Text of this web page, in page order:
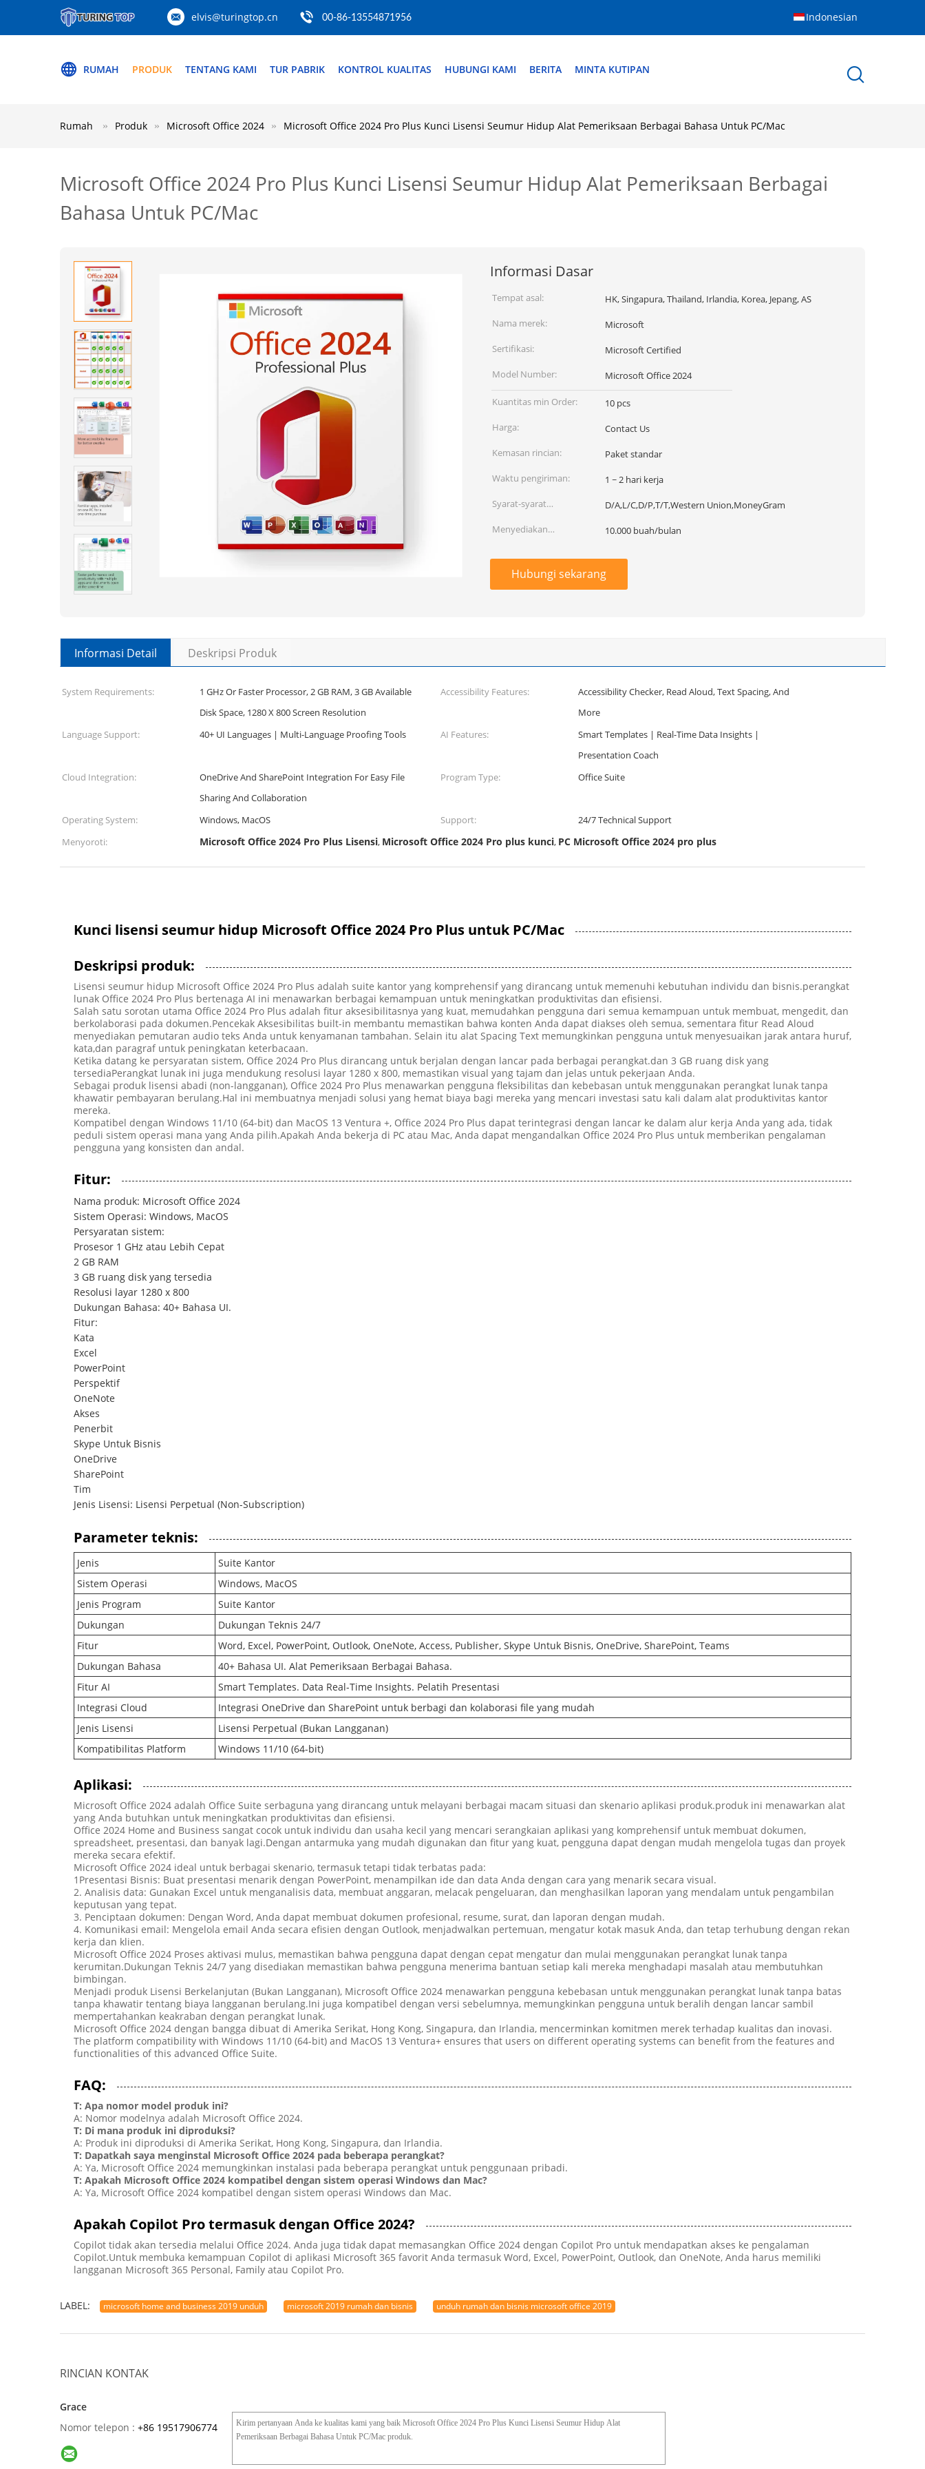
elvis@turingtop.cn 00-86-13554871956 Indonesian
RUMAH PRODUK TENTANG KAMI TUR PABRIK KONTROL KUALITAS HUBUNGI KAMI BERITA MINTA KUTIPAN
Rumah Produk Microsoft Office 2024 Microsoft Office 2024 Pro Plus Kunci Lisensi Seumur Hidup Alat Pemeriksaan Berbagai Bahasa Untuk PC/Mac
Microsoft Office 2024 Pro Plus Kunci Lisensi Seumur Hidup Alat Pemeriksaan Berbagai
Bahasa Untuk PC/Mac
Informasi Dasar
Tempat asal:
HK, Singapura, Thailand, Irlandia, Korea, Jepang, AS
Nama merek:
Microsoft
Sertifikasi:
Microsoft Certified
Model Number:
Microsoft Office 2024
Kuantitas min Order:
10 pcs
Harga:
Contact Us
Kemasan rincian:
Paket standar
Waktu pengiriman:
1 ~ 2 hari kerja
Syarat-syarat
pembayaran:
D/A,L/C,D/P,T/T,Western Union,MoneyGram
Menyediakan
10.000 buah/bulan
Hubungi sekarang
Informasi Detail Deskripsi Produk
System Requirements:
1 GHz Or Faster Processor, 2 GB RAM, 3 GB Available
Disk Space, 1280 X 800 Screen Resolution
Accessibility Features:
Accessibility Checker, Read Aloud, Text Spacing, And
More
Language Support:
40+ UI Languages | Multi-Language Proofing Tools AI Features:
Smart Templates | Real-Time Data Insights |
Presentation Coach
Cloud Integration:
OneDrive And SharePoint Integration For Easy File
Sharing And Collaboration
Program Type: Office Suite
Operating System: Windows, MacOS Support:
24/7 Technical Support
Menyoroti:
Microsoft Office 2024 Pro Plus Lisensi, Microsoft Office 2024 Pro plus kunci, PC Microsoft Office 2024 pro plus
Kunci lisensi seumur hidup Microsoft Office 2024 Pro Plus untuk PC/Mac
Deskripsi produk:
Lisensi seumur hidup Microsoft Office 2024 Pro Plus adalah suite kantor yang komprehensif yang dirancang untuk memenuhi kebutuhan individu dan bisnis.perangkat
lunak Office 2024 Pro Plus bertenaga AI ini menawarkan berbagai kemampuan untuk meningkatkan produktivitas dan efisiensi.
Salah satu sorotan utama Office 2024 Pro Plus adalah fitur aksesibilitasnya yang kuat, memudahkan pengguna dari semua kemampuan untuk membuat, mengedit, dan
berkolaborasi pada dokumen.Pencekak Aksesibilitas built-in membantu memastikan bahwa konten Anda dapat diakses oleh semua, sementara fitur Read Aloud
menyediakan pemutaran audio teks Anda untuk kenyamanan tambahan. Selain itu alat Spacing Text memungkinkan pengguna untuk menyesuaikan jarak antara huruf,
kata,dan paragraf untuk peningkatan keterbacaan.
Ketika datang ke persyaratan sistem, Office 2024 Pro Plus dirancang untuk berjalan dengan lancar pada berbagai perangkat.dan 3 GB ruang disk yang
tersediaPerangkat lunak ini juga mendukung resolusi layar 1280 x 800, memastikan visual yang tajam dan jelas untuk pekerjaan Anda.
Sebagai produk lisensi abadi (non-langganan), Office 2024 Pro Plus menawarkan pengguna fleksibilitas dan kebebasan untuk menggunakan perangkat lunak tanpa
khawatir pembayaran berulang.Hal ini membuatnya menjadi solusi yang hemat biaya bagi mereka yang mencari investasi satu kali dalam alat produktivitas kantor
mereka.
Kompatibel dengan Windows 11/10 (64-bit) dan MacOS 13 Ventura +, Office 2024 Pro Plus dapat terintegrasi dengan lancar ke dalam alur kerja Anda yang ada, tidak
peduli sistem operasi mana yang Anda pilih.Apakah Anda bekerja di PC atau Mac, Anda dapat mengandalkan Office 2024 Pro Plus untuk memberikan pengalaman
pengguna yang konsisten dan andal.
Fitur:
Nama produk: Microsoft Office 2024
Sistem Operasi: Windows, MacOS
Persyaratan sistem:
Prosesor 1 GHz atau Lebih Cepat
2 GB RAM
3 GB ruang disk yang tersedia
Resolusi layar 1280 x 800
Dukungan Bahasa: 40+ Bahasa UI.
Fitur:
Kata
Excel
PowerPoint
Perspektif
OneNote
Akses
Penerbit
Skype Untuk Bisnis
OneDrive
SharePoint
Tim
Jenis Lisensi: Lisensi Perpetual (Non-Subscription)
Parameter teknis:
Jenis
Suite Kantor
Sistem Operasi
Windows, MacOS
Jenis Program
Suite Kantor
Dukungan
Dukungan Teknis 24/7
Fitur
Word, Excel, PowerPoint, Outlook, OneNote, Access, Publisher, Skype Untuk Bisnis, OneDrive, SharePoint, Teams
Dukungan Bahasa
40+ Bahasa UI. Alat Pemeriksaan Berbagai Bahasa.
Fitur AI
Smart Templates. Data Real-Time Insights. Pelatih Presentasi
Integrasi Cloud
Integrasi OneDrive dan SharePoint untuk berbagi dan kolaborasi file yang mudah
Jenis Lisensi
Lisensi Perpetual (Bukan Langganan)
Kompatibilitas Platform
Windows 11/10 (64-bit)
Aplikasi:
Microsoft Office 2024 adalah Office Suite serbaguna yang dirancang untuk melayani berbagai macam situasi dan skenario aplikasi produk.produk ini menawarkan alat
yang Anda butuhkan untuk meningkatkan produktivitas dan efisiensi.
Office 2024 Home and Business sangat cocok untuk individu dan usaha kecil yang mencari serangkaian aplikasi yang komprehensif untuk membuat dokumen,
spreadsheet, presentasi, dan banyak lagi.Dengan antarmuka yang mudah digunakan dan fitur yang kuat, pengguna dapat dengan mudah mengelola tugas dan proyek
mereka secara efektif.
Microsoft Office 2024 ideal untuk berbagai skenario, termasuk tetapi tidak terbatas pada:
1Presentasi Bisnis: Buat presentasi menarik dengan PowerPoint, menampilkan ide dan data Anda dengan cara yang menarik secara visual.
2. Analisis data: Gunakan Excel untuk menganalisis data, membuat anggaran, melacak pengeluaran, dan menghasilkan laporan yang mendalam untuk pengambilan
keputusan yang tepat.
3. Penciptaan dokumen: Dengan Word, Anda dapat membuat dokumen profesional, resume, surat, dan laporan dengan mudah.
4. Komunikasi email: Mengelola email Anda secara efisien dengan Outlook, menjadwalkan pertemuan, mengatur kotak masuk Anda, dan tetap terhubung dengan rekan
kerja dan klien.
Microsoft Office 2024 Proses aktivasi mulus, memastikan bahwa pengguna dapat dengan cepat mengatur dan mulai menggunakan perangkat lunak tanpa
kerumitan.Dukungan Teknis 24/7 yang disediakan memastikan bahwa pengguna menerima bantuan setiap kali mereka menghadapi masalah atau membutuhkan
bimbingan.
Menjadi produk Lisensi Berkelanjutan (Bukan Langganan), Microsoft Office 2024 menawarkan pengguna kebebasan untuk menggunakan perangkat lunak tanpa batas
tanpa khawatir tentang biaya langganan berulang.Ini juga kompatibel dengan versi sebelumnya, memungkinkan pengguna untuk beralih dengan lancar sambil
mempertahankan keakraban dengan perangkat lunak.
Microsoft Office 2024 dengan bangga dibuat di Amerika Serikat, Hong Kong, Singapura, dan Irlandia, mencerminkan komitmen merek terhadap kualitas dan inovasi.
The platform compatibility with Windows 11/10 (64-bit) and MacOS 13 Ventura+ ensures that users on different operating systems can benefit from the features and
functionalities of this advanced Office Suite.
FAQ:
T: Apa nomor model produk ini?
A: Nomor modelnya adalah Microsoft Office 2024.
T: Di mana produk ini diproduksi?
A: Produk ini diproduksi di Amerika Serikat, Hong Kong, Singapura, dan Irlandia.
T: Dapatkah saya menginstal Microsoft Office 2024 pada beberapa perangkat?
A: Ya, Microsoft Office 2024 memungkinkan instalasi pada beberapa perangkat untuk penggunaan pribadi.
T: Apakah Microsoft Office 2024 kompatibel dengan sistem operasi Windows dan Mac?
A: Ya, Microsoft Office 2024 kompatibel dengan sistem operasi Windows dan Mac.
Apakah Copilot Pro termasuk dengan Office 2024?
Copilot tidak akan tersedia melalui Office 2024. Anda juga tidak dapat memasangkan Office 2024 dengan Copilot Pro untuk mendapatkan akses ke pengalaman
Copilot.Untuk membuka kemampuan Copilot di aplikasi Microsoft 365 favorit Anda termasuk Word, Excel, PowerPoint, Outlook, dan OneNote, Anda harus memiliki
langganan Microsoft 365 Personal, Family atau Copilot Pro.
LABEL: microsoft home and business 2019 unduh microsoft 2019 rumah dan bisnis unduh rumah dan bisnis microsoft office 2019
RINCIAN KONTAK
Grace
Nomor telepon : +86 19517906774